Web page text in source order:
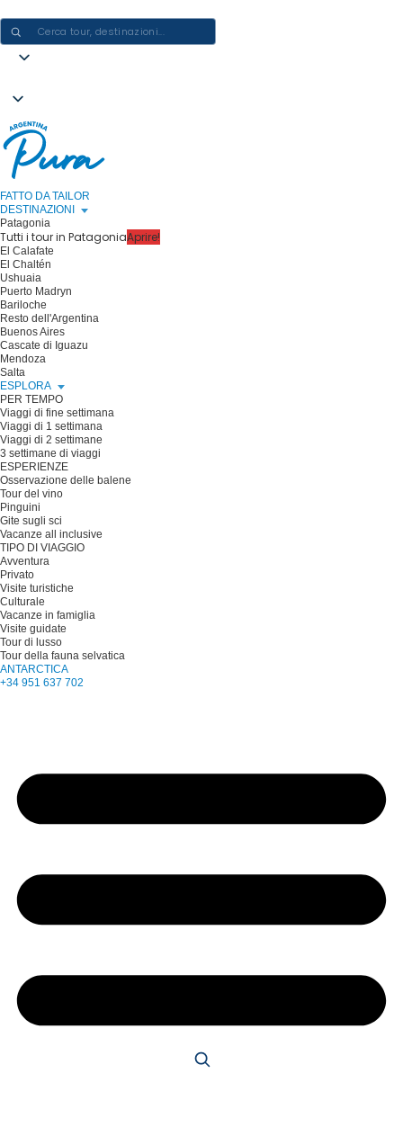
FATTO DA TAILOR
DESTINAZIONI
Patagonia
Tutti i tour in PatagoniaAprire!
El Calafate
El Chaltén
Ushuaia
Puerto Madryn
Bariloche
Resto dell'Argentina
Buenos Aires
Cascate di Iguazu
Mendoza
Salta
ESPLORA
PER TEMPO
Viaggi di fine settimana
Viaggi di 1 settimana
Viaggi di 2 settimane
3 settimane di viaggi
ESPERIENZE
Osservazione delle balene
Tour del vino
Pinguini
Gite sugli sci
Vacanze all inclusive
TIPO DI VIAGGIO
Avventura
Privato
Visite turistiche
Culturale
Vacanze in famiglia
Visite guidate
Tour di lusso
Tour della fauna selvatica
ANTARCTICA
+34 951 637 702